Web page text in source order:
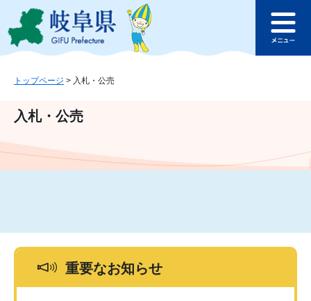
ジ
ュ
文
このページの本文へ
ュ
トップページ > 入札・公売
入札・公売
重要なお知らせ